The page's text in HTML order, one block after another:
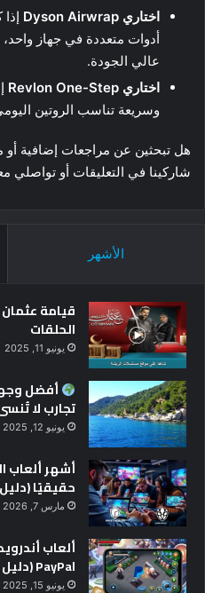
اختاري Dyson Airwrap
أدوات متعددة في جهاز واحد،
عالي الجودة.
اختاري Revlon One-Step
وسريعة تناسب الروتين
هل تبحثين عن مراجعات إضافية
شاركينا في التعليقات أو تواصلي
الأشهر
قيامة
الحلقات
يونيو 11, 2025
تجارب لا
يونيو 12, 2025
أشهر ألعاب
حقيقيًا (دليل
مارس 7, 2026
ألعاب
PayPal (دليل شامل 2025)
يونيو 15, 2025